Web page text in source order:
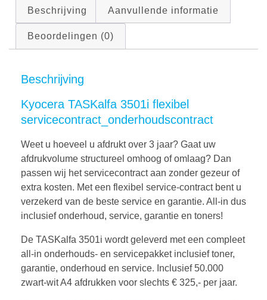
Beschrijving Aanvullende informatie
Beoordelingen (0)
Beschrijving
Kyocera TASKalfa 3501i flexibel
servicecontract_onderhoudscontract
Weet u hoeveel u afdrukt over 3 jaar? Gaat uw
afdrukvolume structureel omhoog of omlaag? Dan
passen wij het servicecontract aan zonder gezeur of
extra kosten. Met een flexibel service-contract bent u
verzekerd van de beste service en garantie. All-in dus
inclusief onderhoud, service, garantie en toners!
De TASKalfa 3501i wordt geleverd met een compleet
all-in onderhouds- en servicepakket inclusief toner,
garantie, onderhoud en service. Inclusief 50.000
zwart-wit A4 afdrukken voor slechts € 325,- per jaar.